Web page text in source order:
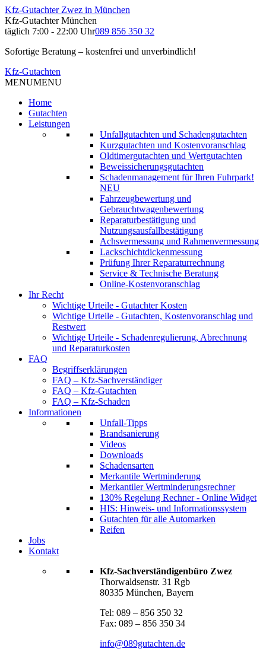
Kfz-Gutachter Zwez in München
Kfz-Gutachter München
täglich 7:00 - 22:00 Uhr089 856 350 32
Sofortige Beratung – kostenfrei und unverbindlich!
Kfz-Gutachten
MENUMENU
Home
Gutachten
Leistungen
Unfallgutachten und Schadengutachten
Kurzgutachten und Kostenvoranschlag
Oldtimergutachten und Wertgutachten
Beweissicherungsgutachten
Schadenmanagement für Ihren Fuhrpark!
NEU
Fahrzeugbewertung und
Gebrauchtwagenbewertung
Reparaturbestätigung und
Nutzungsausfallbestätigung
Achsvermessung und Rahmenvermessung
Lackschichtdickenmessung
Prüfung Ihrer Reparaturrechnung
Service & Technische Beratung
Online-Kostenvoranschlag
Ihr Recht
Wichtige Urteile - Gutachter Kosten
Wichtige Urteile - Gutachten, Kostenvoranschlag und
Restwert
Wichtige Urteile - Schadenregulierung, Abrechnung
und Reparaturkosten
FAQ
Begriffserklärungen
FAQ – Kfz-Sachverständiger
FAQ – Kfz-Gutachten
FAQ – Kfz-Schaden
Informationen
Unfall-Tipps
Brandsanierung
Videos
Downloads
Schadensarten
Merkantile Wertminderung
Merkantiler Wertminderungsrechner
130% Regelung Rechner - Online Widget
HIS: Hinweis- und Informationssystem
Gutachten für alle Automarken
Reifen
Jobs
Kontakt
Kfz-Sachverständigenbüro Zwez
Thorwaldsenstr. 31 Rgb
80335 München, Bayern
Tel: 089 – 856 350 32
Fax: 089 – 856 350 34
info@089gutachten.de